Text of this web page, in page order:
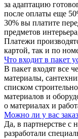
за адаптацию
после оплаты еще
30% вы платите
предметов
Платежи
картой, так и по
Что входит в пакет
В пакет входят все
материалы,
списком
материалов и
о материалах и
Можно ли у вас
Да, в партнерстве
разработали